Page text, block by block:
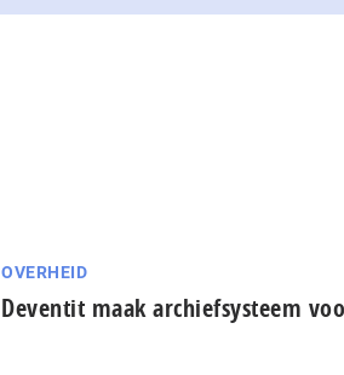
OVERHEID
Deventit maak archiefsysteem